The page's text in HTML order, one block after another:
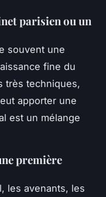
parisien ou un
souvent une
fine du
très techniques,
apporter une
est un mélange
première
les avenants, les